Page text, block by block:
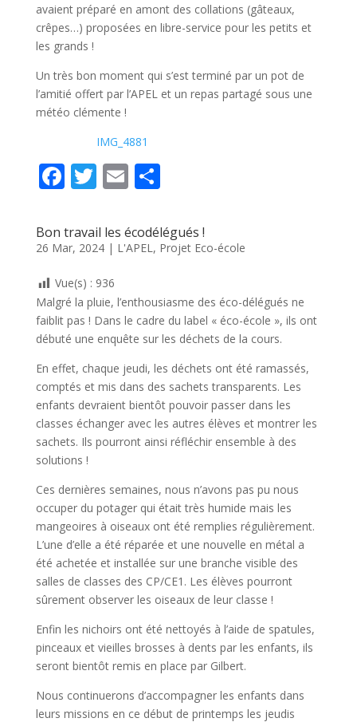
avaient préparé en amont des collations (gâteaux,
crêpes…) proposées en libre-service pour les petits et
les grands !
Un très bon moment qui s’est terminé par un pot de
l’amitié offert par l’APEL et un repas partagé sous une
météo clémente !
IMG_4881
F
e
b
o
o
k
T
itt
er
E
ai
l
P
ta
g
Bon travail les écodélégués !
26 Mar, 2024| L'APEL, Projet Eco-école
Vue(s) : 936
Malgré la pluie, l’enthousiasme des éco-délégués ne
faiblit pas ! Dans le cadre du label « éco-école », ils ont
débuté une enquête sur les déchets de la cours.
En effet, chaque jeudi, les déchets ont été ramassés,
comptés et mis dans des sachets transparents. Les
enfants devraient bientôt pouvoir passer dans les
classes échanger avec les autres élèves et montrer les
sachets. Ils pourront ainsi réfléchir ensemble à des
solutions !
Ces dernières semaines, nous n’avons pas pu nous
occuper du potager qui était très humide mais les
mangeoires à oiseaux ont été remplies régulièrement.
L’une d’elle a été réparée et une nouvelle en métal a
été achetée et installée sur une branche visible des
salles de classes des CP/CE1. Les élèves pourront
sûrement observer les oiseaux de leur classe !
Enfin les nichoirs ont été nettoyés à l’aide de spatules,
pinceaux et vieilles brosses à dents par les enfants, ils
seront bientôt remis en place par Gilbert.
Nous continuerons d’accompagner les enfants dans
leurs missions en ce début de printemps les jeudis